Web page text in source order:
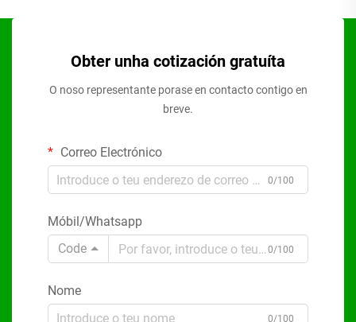
Obter unha cotización gratuíta
O noso representante porase en contacto contigo en
breve.
Correo Electrónico
0/100
Móbil/Whatsapp
Code
0/100
Nome
0/100